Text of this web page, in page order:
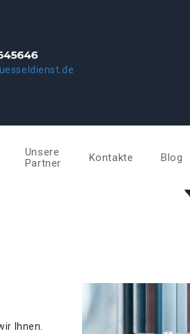
Unsere
Partner
Kontakte Blog
Ihnen.